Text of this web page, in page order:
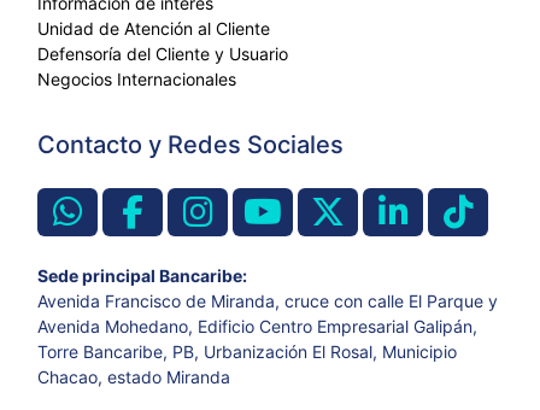
Unidad de Atención al Cliente
Defensoría del Cliente y Usuario
Negocios Internacionales
Contacto y Redes Sociales
Sede principal Bancaribe:
Avenida Francisco de Miranda, cruce con calle El Parque y
Avenida Mohedano, Edificio Centro Empresarial Galipán,
Torre Bancaribe, PB, Urbanización El Rosal, Municipio
Chacao, estado Miranda